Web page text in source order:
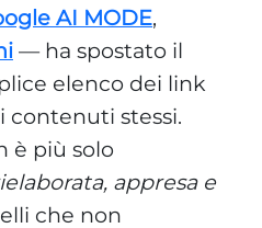
AI MODE,
— ha spostato il
elenco dei link
contenuti stessi.
è più solo
appresa e
che non